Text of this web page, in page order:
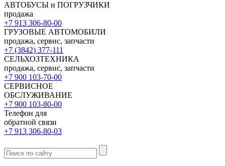
АВТОБУСЫ и ПОГРУЗЧИКИ
продажа
+7 913 306-80-00
ГРУЗОВЫЕ АВТОМОБИЛИ
продажа, сервис, запчасти
+7 (3842) 377-111
СЕЛЬХОЗТЕХНИКА
продажа, сервис, запчасти
+7 900 103-70-00
СЕРВИСНОЕ
ОБСЛУЖИВАНИЕ
+7 900 103-80-00
Телефон для
обратной связи
+7 913 306-80-03